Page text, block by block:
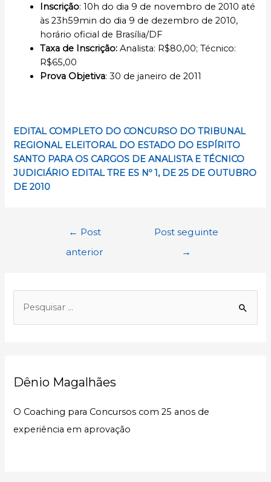
Inscrição: 10h do dia 9 de novembro de 2010 até
às 23h59min do dia 9 de dezembro de 2010,
horário oficial de Brasília/DF
Taxa de Inscrição:Analista: R$80,00; Técnico:
R$65,00
Prova Objetiva: 30 de janeiro de 2011
EDITAL COMPLETO DO CONCURSO DO TRIBUNAL
REGIONAL ELEITORAL DO ESTADO DO ESPÍRITO
SANTO PARA OS CARGOS DE ANALISTA E TÉCNICO
JUDICIÁRIO EDITAL TRE ES Nº 1, DE 25 DE OUTUBRO
DE 2010
Navegação
← Post
anterior
Post seguinte
→
iDênio Magalhães
O Coaching para Concursos com 25 anos de
experiência em aprovação